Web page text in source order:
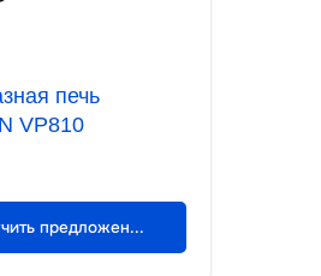
печь
VP810
Получить предложение